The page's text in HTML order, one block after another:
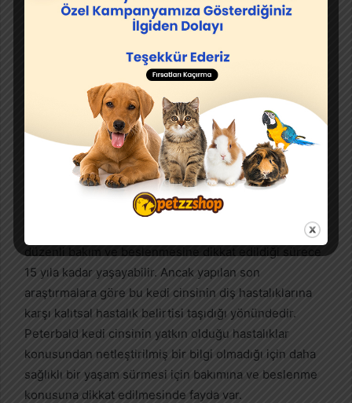
Oldukça sağlıklı bir kedi ırkı olan Peterbad kedi cinsi
düzenli bakım ve beslenmesine dikkat edildiği sürece
15 yıla kadar yaşayabilir. Ancak yapılan son
araştırmalara göre bu kedi cinsinin diş hastalıklarına
karşı kalıtsal hastalık belirtisi taşıdığı yönündedir.
Peterbald kedi cinsinin yatkın olduğu hastalıklar
konusundan netleştirilmiş bir bilgi olmadığı için daha
sağlıklı bir yaşam sürmesi için bakımına ve beslenme
konusuna dikkat edilmesinde fayda var.